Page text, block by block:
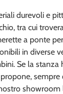
durevoli e
tra cui
a ponte
in diverse
Se la stanza
sempre
showroom